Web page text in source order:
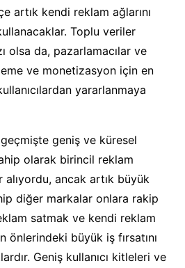
artık kendi reklam ağlarını
Toplu veriler
olsa da, pazarlamacılar ve
ve monetizasyon için en
yararlanmaya
geniş ve küresel
olarak birincil reklam
alıyordu, ancak artık büyük
diğer markalar onlara rakip
satmak ve kendi reklam
önlerindeki büyük iş fırsatını
Geniş kullanıcı kitleleri ve